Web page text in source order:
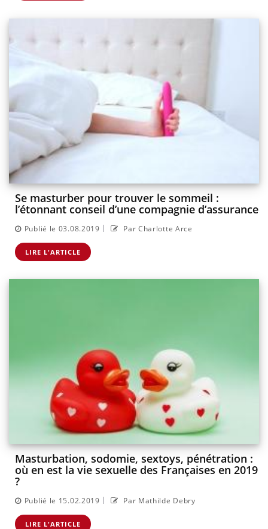
Se masturber pour trouver le sommeil :
l’étonnant conseil d’une compagnie d’assurance
Publié le 03.08.2019 | Par Charlotte Arce
LIRE L'ARTICLE
Masturbation, sodomie, sextoys, pénétration :
où en est la vie sexuelle des Françaises en 2019
?
Publié le 15.02.2019 | Par Mathilde Debry
LIRE L'ARTICLE